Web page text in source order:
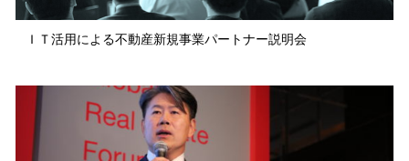
ＩＴ活用による不動産新規事業パートナー説明会